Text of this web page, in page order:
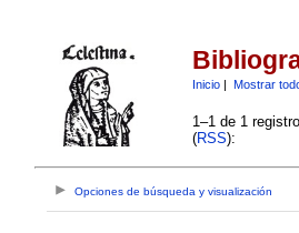
Inicio| Mostrar
1–1 de 1
(RSS):
Opciones de búsqueda y visualización